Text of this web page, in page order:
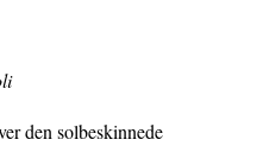
den solbeskinnede